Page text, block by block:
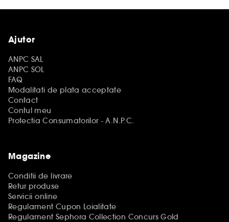
Ajutor
ANPC SAL
ANPC SOL
FAQ
Modalitati de plata acceptate
Contact
Contul meu
Protectia Consumatorilor - A.N.P.C.
Magazine
Conditii de livrare
Retur produse
Servicii online
Regulament Cupon Loialitate
Regulament Sephora Collection Concurs Gold